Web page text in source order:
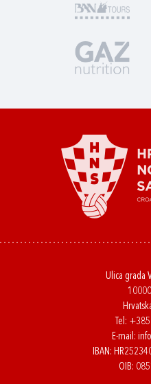
Ulica grada
Tel: +385
E-mail:
IBAN:
OIB: